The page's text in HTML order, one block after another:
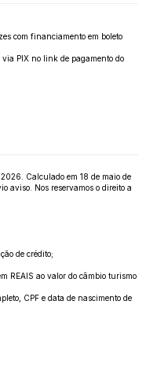
com financiamento em boleto
PIX no link de pagamento do
Calculado em 18 de maio de
aviso. Nos reservamos o direito a
de crédito;
REAIS ao valor do câmbio turismo
CPF e data de nascimento de